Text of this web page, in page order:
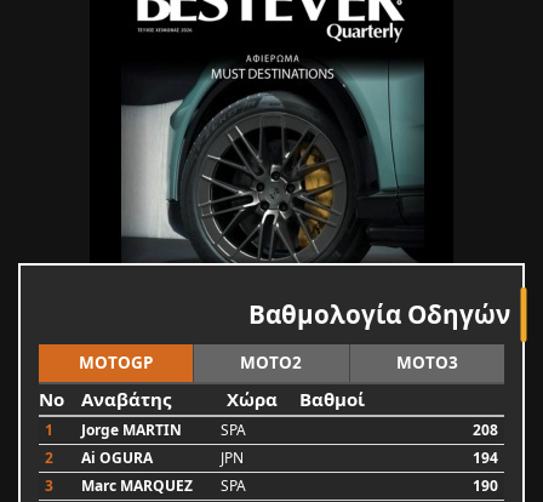
Βαθμολογία Οδηγών
MOTOGP MOTO2 MOTO3
No Αναβάτης Χώρα Βαθμοί
1 Jorge MARTIN SPA
208
2
Ai OGURA JPN
194
3
Marc MARQUEZ SPA
190